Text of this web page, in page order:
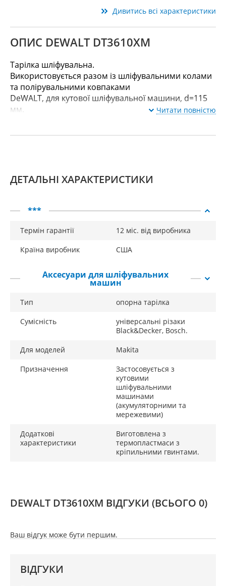
Дивитись всі характеристики
ОПИС DEWALT DT3610XM
Тарілка шліфувальна.
Використовується разом із шліфувальними колами
та полірувальними ковпаками
DeWALT, для кутової шліфувальної машини, d=115
мм.
Читати повністю
ДЕТАЛЬНІ ХАРАКТЕРИСТИКИ
***
Термін гарантії
12 міс. від виробника
Країна виробник
США
Аксесуари для шліфувальних
машин
Тип
опорна тарілка
Сумісність
універсальні різаки
Black&Decker, Bosch.
Для моделей
Makita
Призначення
Застосовується з
кутовими
шліфувальними
машинами
(акумуляторними та
мережевими)
Додаткові
характеристики
Виготовлена ​​з
термопластмаси з
кріпильними гвинтами.
DEWALT DT3610XM ВІДГУКИ (ВСЬОГО 0)
Ваш відгук може бути першим.
ВІДГУКИ